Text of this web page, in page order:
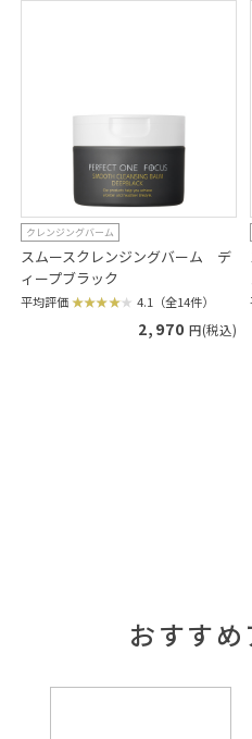
クレンジングバーム
スムースクレンジングバーム デ
ィープブラック
平均評価 4.1（全14件）
2,970 円(税込)
おすすめ